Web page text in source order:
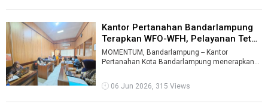
Kantor Pertanahan Bandarlampung
Terapkan WFO-WFH, Pelayanan Tetap
...
MOMENTUM, Bandarlampung -- Kantor
Pertanahan Kota Bandarlampung menerapkan
From Ho ...
06 Jun 2026, 315 Views